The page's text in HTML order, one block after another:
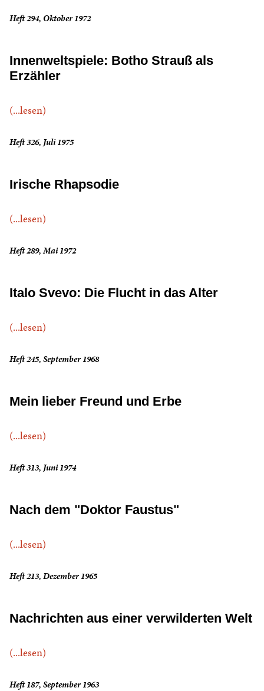
Heft 294, Oktober 1972
Innenweltspiele: Botho Strauß als
Erzähler
(...lesen)
Heft 326, Juli 1975
Irische Rhapsodie
(...lesen)
Heft 289, Mai 1972
Italo Svevo: Die Flucht in das Alter
(...lesen)
Heft 245, September 1968
Mein lieber Freund und Erbe
(...lesen)
Heft 313, Juni 1974
Nach dem "Doktor Faustus"
(...lesen)
Heft 213, Dezember 1965
Nachrichten aus einer verwilderten Welt
(...lesen)
Heft 187, September 1963